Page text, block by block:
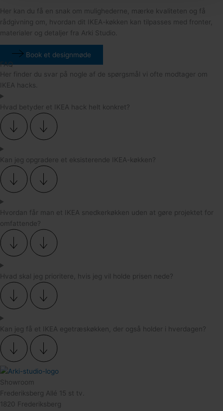
Her kan du få en snak om mulighederne, mærke kvaliteten og få
rådgivning om, hvordan dit IKEA-køkken kan tilpasses med fronter,
materialer og detaljer fra Arki Studio.
Book et designmøde
FAQ
Her finder du svar på nogle af de spørgsmål vi ofte modtager om
IKEA hacks.
Hvad betyder et IKEA hack helt konkret?
Kan jeg opgradere et eksisterende IKEA-køkken?
Hvordan får man et IKEA snedkerkøkken uden at gøre projektet for
omfattende?
Hvad skal jeg prioritere, hvis jeg vil holde prisen nede?
Kan jeg få et IKEA egetræskøkken, der også holder i hverdagen?
Showroom
Frederiksberg Allé 15 st tv.
1820 Frederiksberg